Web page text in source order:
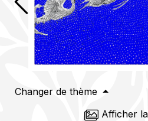
Précédent
Afficher
Changer de thème